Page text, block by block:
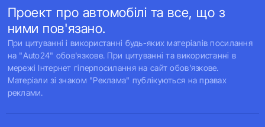
Проект про автомобілі та все, що з
ними пов'язано.
При цитуванні і використанні будь-яких матеріалів посилання
на "Auto24" обов'язкове. При цитуванні та використанні в
мережі Інтернет гіперпосилання на сайт обов'язкове.
Матеріали зі знаком "Реклама" публікуються на правах
реклами.